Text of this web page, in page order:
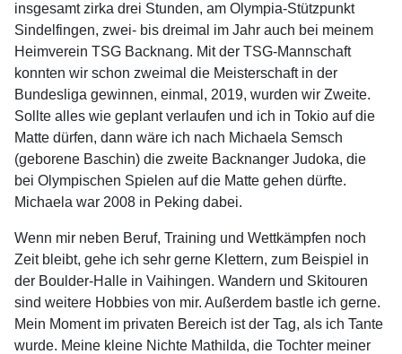
insgesamt zirka drei Stunden, am Olympia-Stützpunkt
Sindelfingen, zwei- bis dreimal im Jahr auch bei meinem
Heimverein TSG Backnang. Mit der TSG-Mannschaft
konnten wir schon zweimal die Meisterschaft in der
Bundesliga gewinnen, einmal, 2019, wurden wir Zweite.
Sollte alles wie geplant verlaufen und ich in Tokio auf die
Matte dürfen, dann wäre ich nach Michaela Semsch
(geborene Baschin) die zweite Backnanger Judoka, die
bei Olympischen Spielen auf die Matte gehen dürfte.
Michaela war 2008 in Peking dabei.
Wenn mir neben Beruf, Training und Wettkämpfen noch
Zeit bleibt, gehe ich sehr gerne Klettern, zum Beispiel in
der Boulder-Halle in Vaihingen. Wandern und Skitouren
sind weitere Hobbies von mir. Außerdem bastle ich gerne.
Mein Moment im privaten Bereich ist der Tag, als ich Tante
wurde. Meine kleine Nichte Mathilda, die Tochter meiner